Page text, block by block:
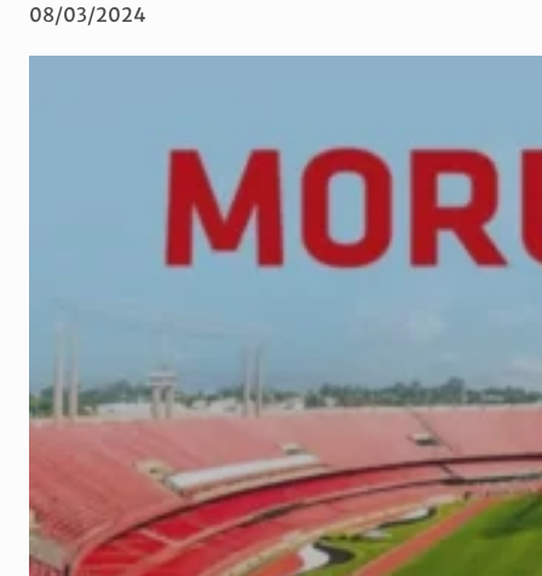
08/03/2024